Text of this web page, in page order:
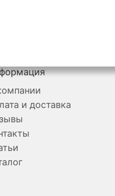
и доставка